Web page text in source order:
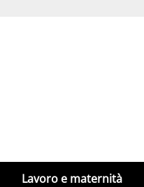
Lavoro e maternità